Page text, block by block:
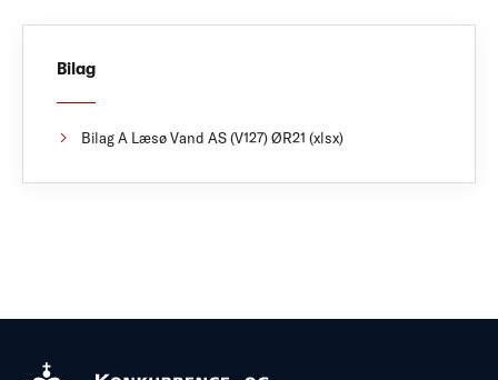
Bilag
Bilag A Læsø Vand AS (V127) ØR21 (xlsx)